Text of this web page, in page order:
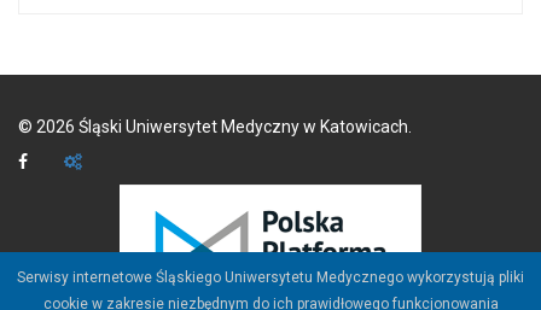
© 2026 Śląski Uniwersytet Medyczny w Katowicach.
Serwisy internetowe Śląskiego Uniwersytetu Medycznego wykorzystują pliki
cookie w zakresie niezbędnym do ich prawidłowego funkcjonowania